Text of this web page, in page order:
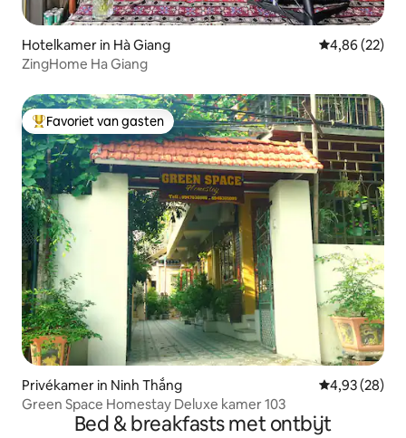
Hotelkamer in Hà Giang Gemiddelde
4,86 (22)
ZingHome Ha Giang
Topfavoriet van gasten
Favoriet van gasten
Privékamer in Ninh Thắng Gemiddelde
4,93 (28)
Green Space Homestay Deluxe kamer 103
Bed & breakfasts met ontbijt